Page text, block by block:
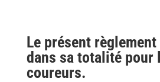
Le présent
dans sa totalité pour
coureurs.